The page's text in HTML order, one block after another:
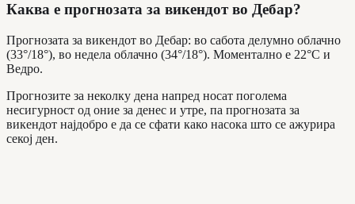
Каква е прогнозата за викендот во Дебар?
Прогнозата за викендот во Дебар: во сабота делумно облачно
(33°/18°), во недела облачно (34°/18°). Моментално е 22°C и
Ведро.
Прогнозите за неколку дена напред носат поголема
несигурност од оние за денес и утре, па прогнозата за
викендот најдобро е да се сфати како насока што се ажурира
секој ден.